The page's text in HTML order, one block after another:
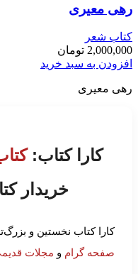
رهی معیری
کتاب شعر
2,000,000 تومان
افزودن به سبد خرید
رهی معیری
کارا کتاب:
خریدار
کارا کتاب نخستین و
صفحه گرام و مجلات